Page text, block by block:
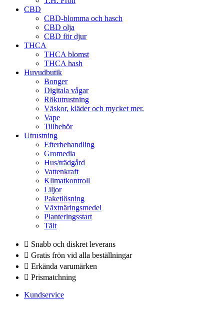
CBD
CBD-blomma och hasch
CBD olja
CBD för djur
THCA
THCA blomst
THCA hash
Huvudbutik
Bonger
Digitala vågar
Rökutrustning
Väskor, kläder och mycket mer.
Vape
Tillbehör
Utrustning
Efterbehandling
Gromedia
Hus/trädgård
Vattenkraft
Klimatkontroll
Liljor
Paketlösning
Växtnäringsmedel
Planteringsstart
Tält
Snabb och diskret leverans
Gratis frön vid alla beställningar
Erkända varumärken
Prismatchning
Kundservice